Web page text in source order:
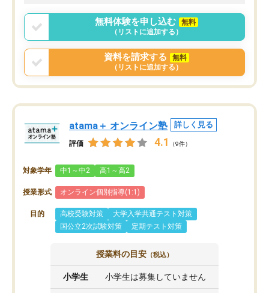
無料体験を申し込む
無料
（リストに追加する）
資料を請求する
無料
（リストに追加する）
atama＋ オンライン塾 詳しく見る
評価 4.1 （9件）
対象学年 中1～中2 高1～高2
授業形式 オンライン個別指導(1:1)
目的 高校受験対策
大学入学共通テスト対策
国公立2次試験対策
定期テスト対策
授業料の目安 （税込）
小学生 小学生は募集していません